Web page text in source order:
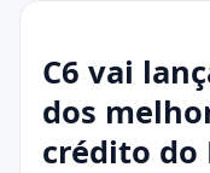
C6 vai
dos
crédito do